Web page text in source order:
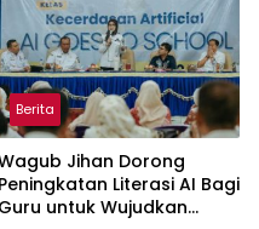
Berita
Jihan Dorong
Peningkatan Literasi AI Bagi
Guru untuk Wujudkan